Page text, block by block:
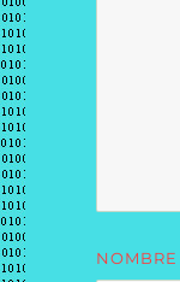
NOMBRE